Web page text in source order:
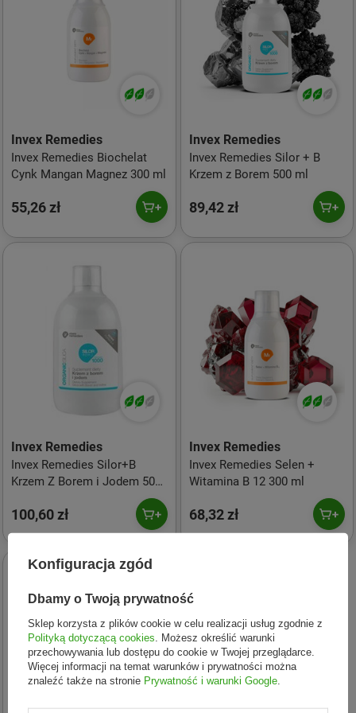
Invex Remedies
Invex Remedies Biochelat
Cynk Mangan Magnez 300 ml
55,26 zł
Invex Remedies
Invex Remedies Silor + B
Krzem z Borem 500 ml
89,42 zł
Invex Remedies
Invex Remedies Silor+B
Krzem Z Borem i Jodem 500
100,60 zł
Invex Remedies
Invex Remedies Selen +
Witamina B 12 300 ml
68,32 zł
Konfiguracja zgód
Dbamy o Twoją prywatność
Sklep korzysta z plików cookie w celu realizacji usług zgodnie z
Polityką dotyczącą cookies . Możesz określić warunki
przechowywania lub dostępu do cookie w Twojej przeglądarce.
Więcej informacji na temat warunków i prywatności można
znaleźć także na stronie Prywatność i warunki Google